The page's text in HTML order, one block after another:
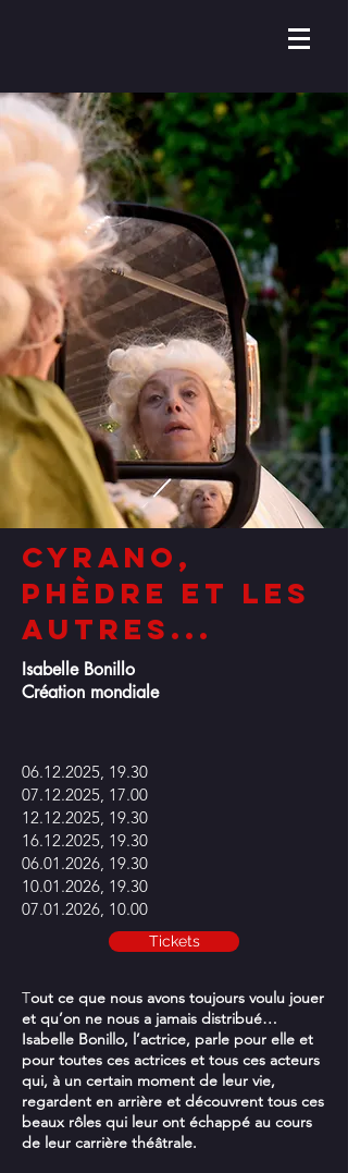
Cyrano,
Phèdre et les
autres...
Isabelle Bonillo
Création mondiale
06.12.2025, 19.30
07.12.2025, 17.00
12.12.2025, 19.30
16.12.2025, 19.30
06.01.2026, 19.30
10.01.2026, 19.30
07.01.2026, 10.00
Tickets
Tout ce que nous avons toujours voulu jouer
et qu’on ne nous a jamais distribué…
Isabelle Bonillo, l’actrice, parle pour elle et
pour toutes ces actrices et tous ces acteurs
qui, à un certain moment de leur vie,
regardent en arrière et découvrent tous ces
beaux rôles qui leur ont échappé au cours
de leur carrière théâtrale.